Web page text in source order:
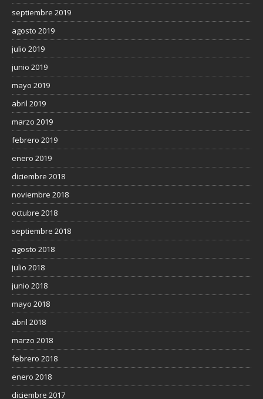
septiembre 2019
agosto 2019
julio 2019
junio 2019
mayo 2019
abril 2019
marzo 2019
febrero 2019
enero 2019
diciembre 2018
noviembre 2018
octubre 2018
septiembre 2018
agosto 2018
julio 2018
junio 2018
mayo 2018
abril 2018
marzo 2018
febrero 2018
enero 2018
diciembre 2017